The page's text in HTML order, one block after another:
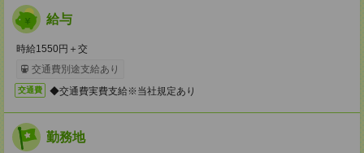
給与
時給1550円＋交
交通費別途支給あり
交通費 ◆交通費実費支給※当社規定あり
勤務地